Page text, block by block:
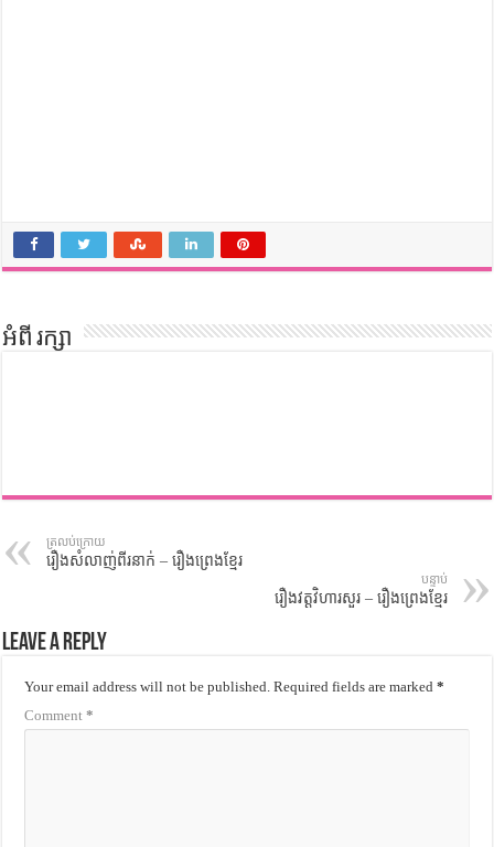
អំពី រក្សា
ត្រលប់ក្រោយ
រឿងសំលាញ់ពីរនាក់ – រឿងព្រេងខ្មែរ
បន្ទាប់
រឿងវត្តវិហារសួរ – រឿងព្រេងខ្មែរ
Leave a Reply
Your email address will not be published. Required fields are marked*
Comment*